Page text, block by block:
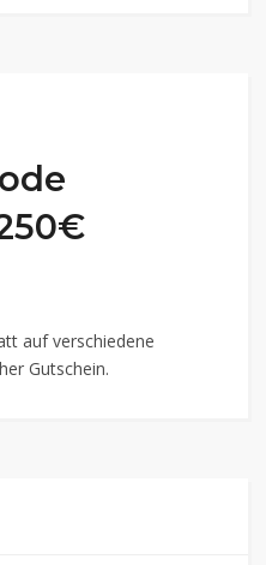
auf verschiedene
Gutschein.